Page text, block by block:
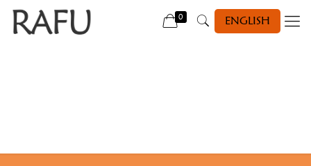
0 ENGLISH